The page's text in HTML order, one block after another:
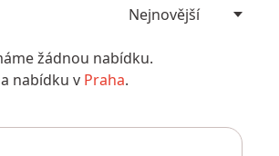
žádnou nabídku.
nabídku v Praha.